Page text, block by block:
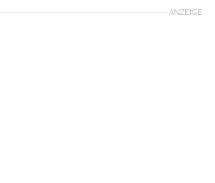
ANZEIGE